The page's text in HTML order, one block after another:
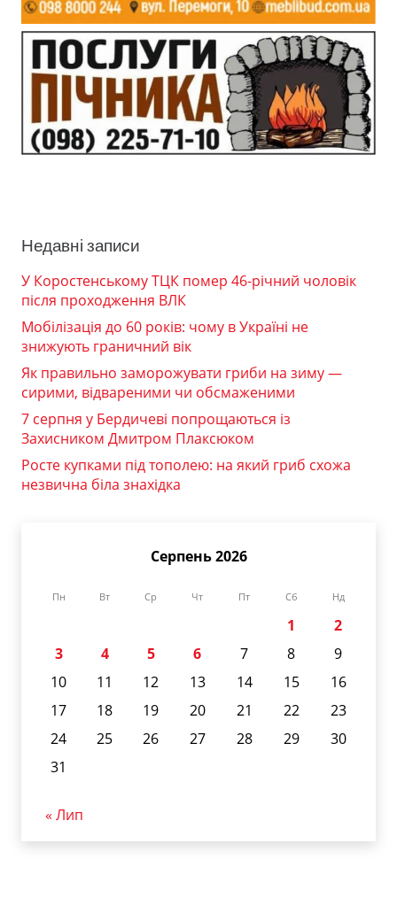
Недавні записи
У Коростенському ТЦК помер 46-річний чоловік
після проходження ВЛК
Мобілізація до 60 років: чому в Україні не
знижують граничний вік
Як правильно заморожувати гриби на зиму —
сирими, відвареними чи обсмаженими
7 серпня у Бердичеві попрощаються із
Захисником Дмитром Плаксюком
Росте купками під тополею: на який гриб схожа
незвична біла знахідка
Серпень 2026
Пн Вт Ср Чт Пт Сб Нд
1
2
3
4 5 6 7 8
9
10
11 12 13 14 15
16
17
18 19 20 21 22
23
24
25 26 27 28 29
30
31
« Лип